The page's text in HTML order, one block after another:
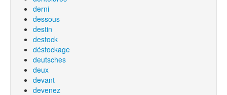
derni
dessous
destin
destock
déstockage
deutsches
deux
devant
devenez